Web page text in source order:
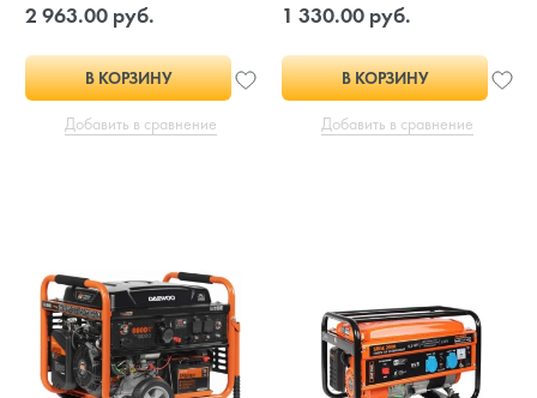
2 963.00 руб.
В КОРЗИНУ
Добавить в сравнение
1 330.00 руб.
В КОРЗИНУ
Добавить в сравнение